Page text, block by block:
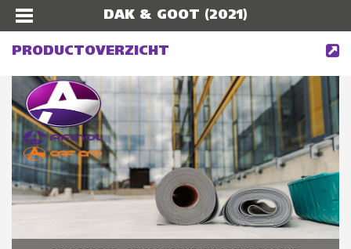
DAK & GOOT (2021)
PRODUCTOVERZICHT